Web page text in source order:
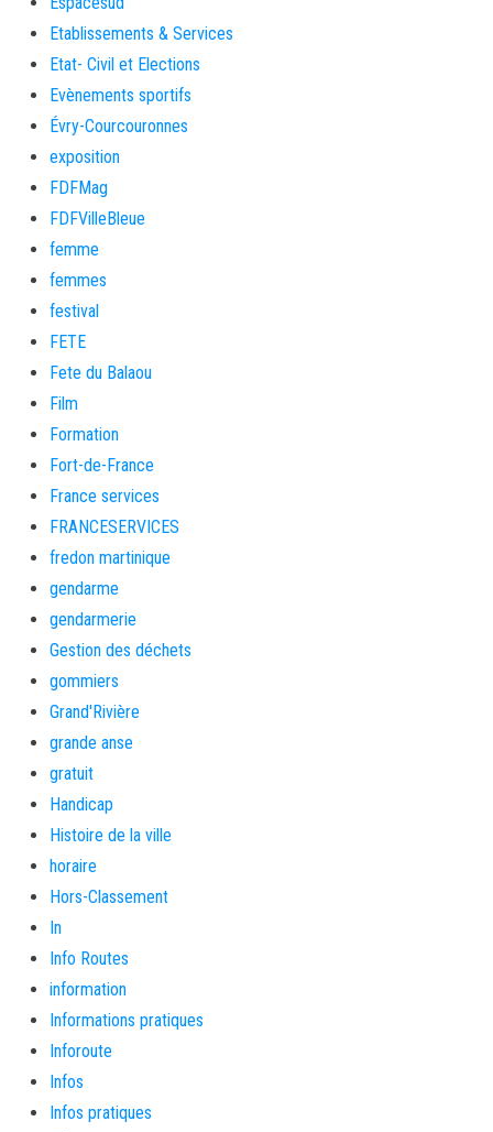
Etablissements & Services
Etat- Civil et Elections
Evènements sportifs
Évry-Courcouronnes
exposition
FDFMag
FDFVilleBleue
femme
femmes
festival
FETE
Fete du Balaou
Film
Formation
Fort-de-France
France services
FRANCESERVICES
fredon martinique
gendarme
gendarmerie
Gestion des déchets
gommiers
Grand'Rivière
grande anse
gratuit
Handicap
Histoire de la ville
horaire
Hors-Classement
In
Info Routes
information
Informations pratiques
Inforoute
Infos
Infos pratiques